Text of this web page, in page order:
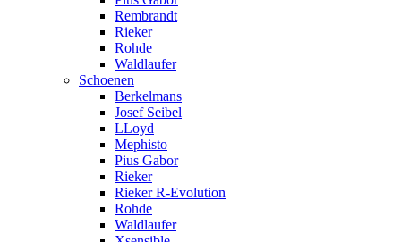
Rembrandt
Rieker
Rohde
Waldlaufer
Schoenen
Berkelmans
Josef Seibel
LLoyd
Mephisto
Pius Gabor
Rieker
Rieker R-Evolution
Rohde
Waldlaufer